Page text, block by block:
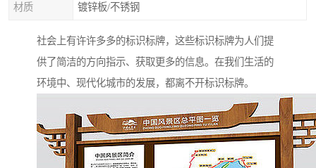
材质 镀锌板/不锈钢
社会上有许许多多的标识标牌，这些标识标牌为人们提
供了简洁的方向指示、获取更多的信息。在我们生活的
环境中、现代化城市的发展，都离不开标识标牌。